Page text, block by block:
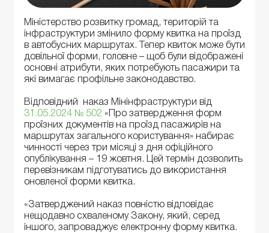
Міністерство розвитку громад, територій та
інфраструктури змінило форму квитка на проїзд
в автобусних маршрутах. Тепер квиток може бути
довільної форми, головне – щоб були відображені
основні атрибути, яких потребують пасажири та
які вимагає профільне законодавство.
Відповідний наказ Мінінфраструктури від
31.05.2024 № 502 «Про затвердження форм
проїзних документів на проїзд пасажирів на
маршрутах загального користування» набирає
чинності через три місяці з дня офіційного
опублікування – 19 жовтня. Цей термін дозволить
перевізникам підготуватись до використання
оновленої форми квитка.
«Затверджений наказ повністю відповідає
нещодавно схваленому Закону, який, серед
іншого, запроваджує електронну форму квитка.